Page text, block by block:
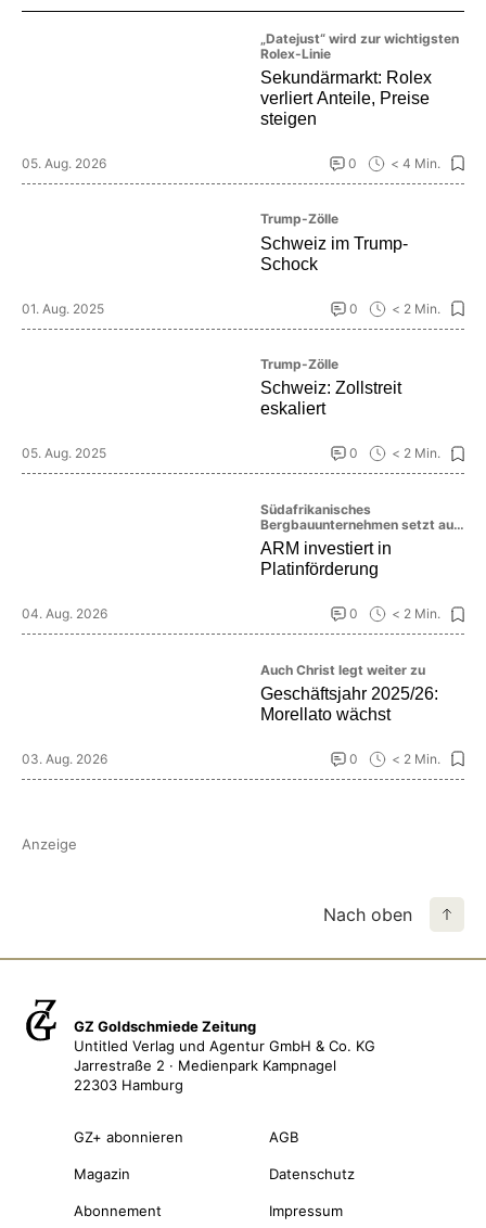
„Datejust“ wird zur wichtigsten
Rolex-Linie
Sekundärmarkt: Rolex
verliert Anteile, Preise
steigen
05. Aug. 2026 0 < 4 Min.
Trump-Zölle
Schweiz im Trump-
Schock
01. Aug. 2025 0 < 2 Min.
Trump-Zölle
Schweiz: Zollstreit
eskaliert
05. Aug. 2025 0 < 2 Min.
Südafrikanisches
Bergbauunternehmen setzt auf
die Zukunft des Platinmarktes
ARM investiert in
Platinförderung
04. Aug. 2026 0 < 2 Min.
Auch Christ legt weiter zu
Geschäftsjahr 2025/26:
Morellato wächst
03. Aug. 2026 0 < 2 Min.
Anzeige
Nach oben
GZ Goldschmiede Zeitung
Untitled Verlag und Agentur GmbH & Co. KG
Jarrestraße 2 · Medienpark Kampnagel
22303 Hamburg
GZ+ abonnieren
Magazin
Abonnement
AGB
Datenschutz
Impressum